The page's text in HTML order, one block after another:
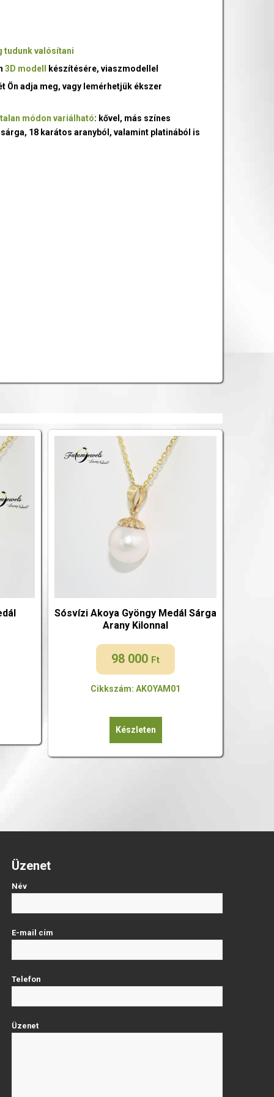
tudunk valósítani
3D modell
készítésére, viaszmodellel
Ön adja meg, vagy lemérhetjük ékszer
módon variálható: kővel, más színes
18 karátos aranyból, valamint platinából is
Sósvízi Akoya Gyöngy Medál Sárga
Arany Kilonnal
98 000 Ft
Cikkszám: AKOYAM01
Készleten
Üzenet
Név
E-mail cím
Telefon
Üzenet